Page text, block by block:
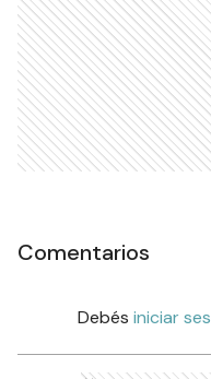
Comentarios
Debés iniciar